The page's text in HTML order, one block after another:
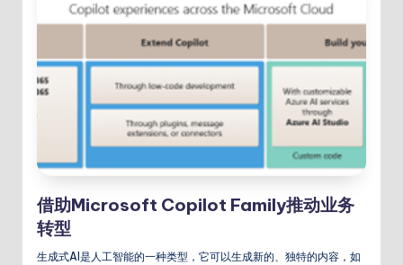
借助Microsoft Copilot Family推动业务
转型
生成式AI是人工智能的一种类型，它可以生成新的、独特的内容，如